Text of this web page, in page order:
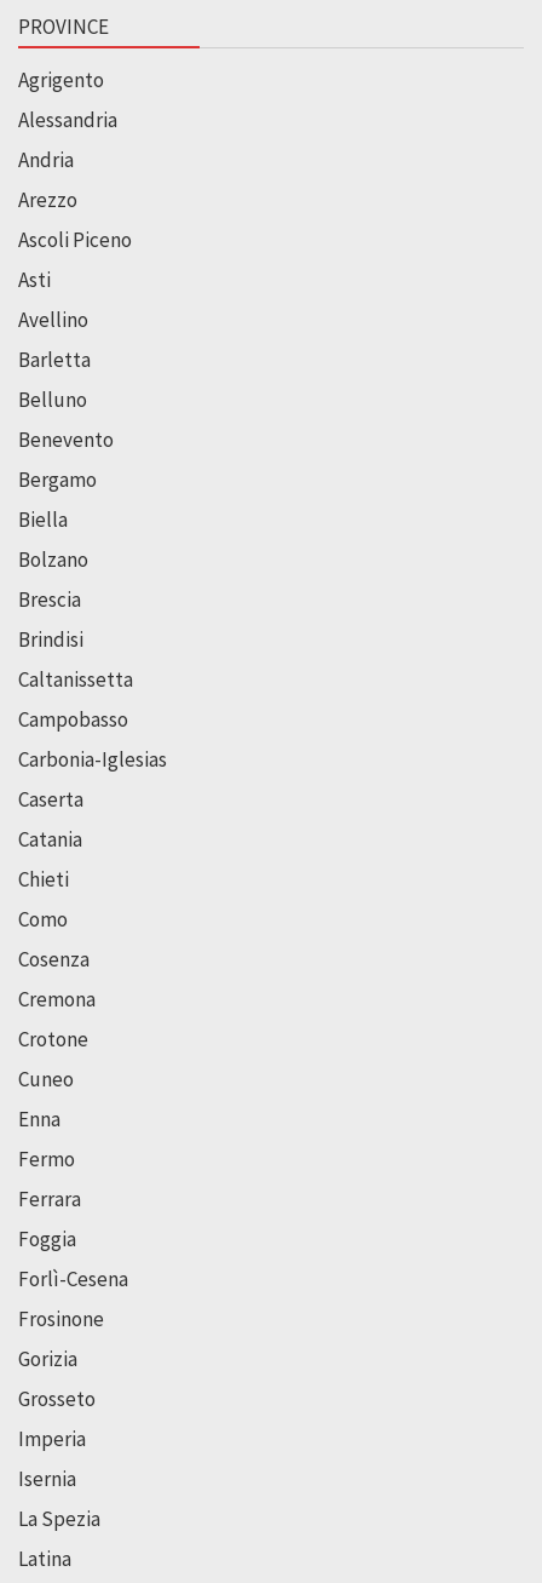
PROVINCE
Agrigento
Alessandria
Andria
Arezzo
Ascoli Piceno
Asti
Avellino
Barletta
Belluno
Benevento
Bergamo
Biella
Bolzano
Brescia
Brindisi
Caltanissetta
Campobasso
Carbonia-Iglesias
Caserta
Catania
Chieti
Como
Cosenza
Cremona
Crotone
Cuneo
Enna
Fermo
Ferrara
Foggia
Forlì-Cesena
Frosinone
Gorizia
Grosseto
Imperia
Isernia
La Spezia
Latina